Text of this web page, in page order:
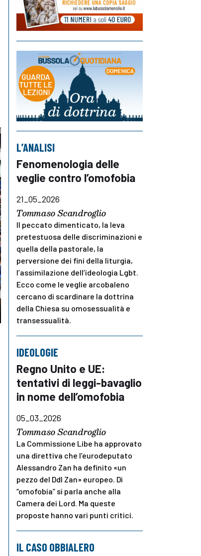
L’ANALISI
Fenomenologia delle
veglie contro l’omofobia
21_05_2026
Tommaso Scandroglio
Il peccato dimenticato, la leva
pretestuosa delle discriminazioni e
quella della pastorale, la
perversione dei fini della liturgia,
l’assimilazione dell’ideologia Lgbt.
Ecco come le veglie arcobaleno
cercano di scardinare la dottrina
della Chiesa su omosessualità e
transessualità.
IDEOLOGIE
Regno Unito e UE:
tentativi di leggi-bavaglio
in nome dell’omofobia
05_03_2026
Tommaso Scandroglio
La Commissione Libe ha approvato
una direttiva che l’eurodeputato
Alessandro Zan ha definito «un
pezzo del Ddl Zan» europeo. Di
“omofobia” si parla anche alla
Camera dei Lord. Ma queste
proposte hanno vari punti critici.
IL CASO OBBIALERO